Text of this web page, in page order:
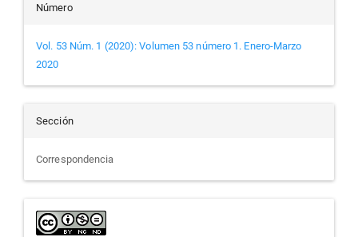
Número
Vol. 53 Núm. 1 (2020): Volumen 53 número 1. Enero-Marzo
2020
Sección
Correspondencia